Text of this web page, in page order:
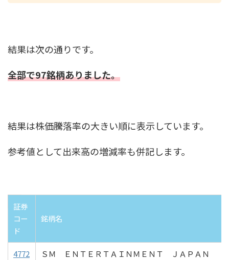
結果は次の通りです。
全部で97銘柄ありました。
結果は株価騰落率の大きい順に表示しています。
参考値として出来高の増減率も併記します。
証券
コー
ド
銘柄名
4772 ＳＭ ＥＮＴＥＲＴＡＩＮＭＥＮＴ ＪＡＰＡＮ